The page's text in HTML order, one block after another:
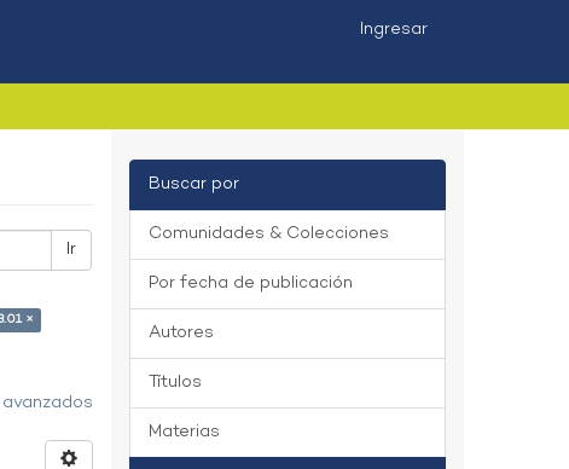
Ingresar
Ir
×
Buscar por
Comunidades & Colecciones
Por fecha de publicación
Autores
Títulos
Materias